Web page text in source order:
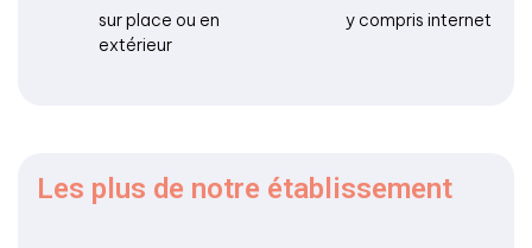
sur place ou en
extérieur
y compris internet
Les plus de notre établissement